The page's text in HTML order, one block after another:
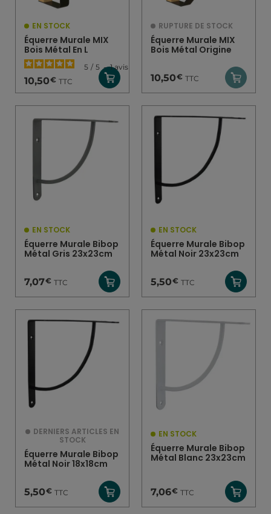
EN STOCK
Équerre Murale MIX
Bois Métal En L
5 / 5 - 1avis
10,50€ TTC
RUPTURE DE STOCK
Équerre Murale MIX
Bois Métal Origine
10,50€ TTC
EN STOCK
Équerre Murale Bibop
Métal Gris 23x23cm
7,07€ TTC
EN STOCK
Équerre Murale Bibop
Métal Noir 23x23cm
5,50€ TTC
DERNIERS ARTICLES EN
STOCK
Équerre Murale Bibop
Métal Noir 18x18cm
5,50€ TTC
EN STOCK
Équerre Murale Bibop
Métal Blanc 23x23cm
7,06€ TTC